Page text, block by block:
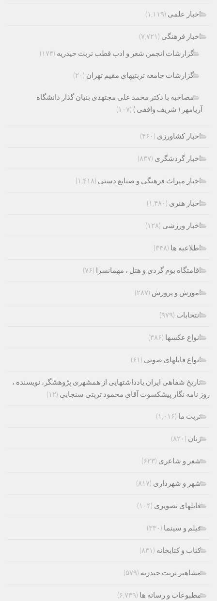
اخبار علمی (۱,۱۱۹)
اخبار فرهنگی (۷,۷۲۱)
گزارشات انجمن شعر و ادب قطب تربت حیدریه (۱۷۴)
گزارشات جامعه تربتیهای مقیم تهران (۲۰)
مصاحبه با دکتر محمد علی مجتهدی بنیان گذار دانشگاه
آریامهر ( شریف واقفی ) (۱۰۷)
اخبار کشاورزی (۴۶۰)
اخبار گردشگری (۸۳۷)
اخبار میراث فرهنگی و صنایع دستی (۱,۴۱۸)
اخبار هنری (۱,۴۸۰)
اخبار ورزشی (۱۲۸)
اطلاعیه ها (۳۴۸)
اقامتگاه بوم گردی و هتل ، مهمانسرا (۷۶)
اموزش و پرورش (۲۸۷)
انتخابات (۹۷۹)
انواع عکسها (۳۸۶)
انواع فایلهای صوتی (۶۱)
تاریخ شفاهی ایران یادداشتهایی از همشهری پژوهشگر، نویسنده ،
روز نامه نگار پیشکسوت آقای محمود تربتی سنجابی (۱۲)
تربت ما (۱,۰۱۶)
زنان (۸۲۰)
شعر و شاعری (۶۲۳)
شهر و شهرداری (۸۱۷)
فایلهای تصویری (۱۰۴)
فیلم و سینما (۳۳۰)
کتاب و کتابخانه (۸۳۱)
مشاهیر تربت حیدریه (۵۷۹)
مطبوعات و رسانه ها (۶,۷۳۹)